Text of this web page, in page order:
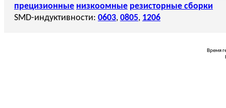
прецизионные низкоомные резисторные сборки
SMD-индуктивности: 0603, 0805, 1206
Время